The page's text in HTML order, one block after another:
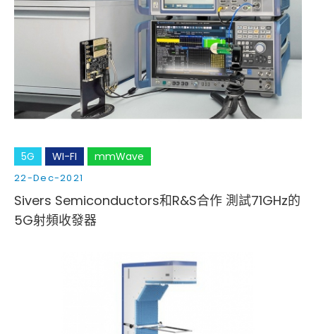
5G WI-FI mmWave
22-Dec-2021
Sivers Semiconductors和R&S合作 測試71GHz的
5G射頻收發器